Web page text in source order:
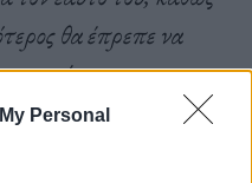
Personal
θα έπρεπε να
το
τόσο λιγότερο
άνθρωποι ήταν